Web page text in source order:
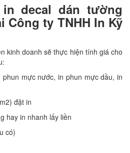
decal dán tường
Công ty TNHH In Kỹ
kinh doanh sẽ thực hiện tính giá cho
mực nước, in phun mực dầu, in
đặt in
hay in nhanh lấy liền
có)